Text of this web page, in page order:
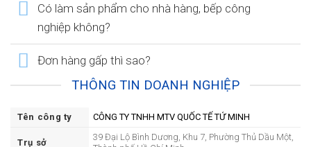
Có làm sản phẩm cho nhà hàng, bếp công
nghiệp không?
Đơn hàng gấp thì sao?
THÔNG TIN DOANH NGHIỆP
Tên công ty CÔNG TY TNHH MTV QUỐC TẾ TỨ MINH
Trụ sở
39 Đại Lộ Bình Dương, Khu 7, Phường Thủ Dầu Một,